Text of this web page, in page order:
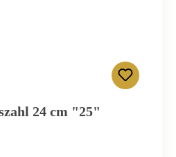
24 cm "25"